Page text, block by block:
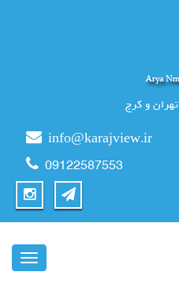
و کرج
info@karajview.ir
09122587553
ناوبری